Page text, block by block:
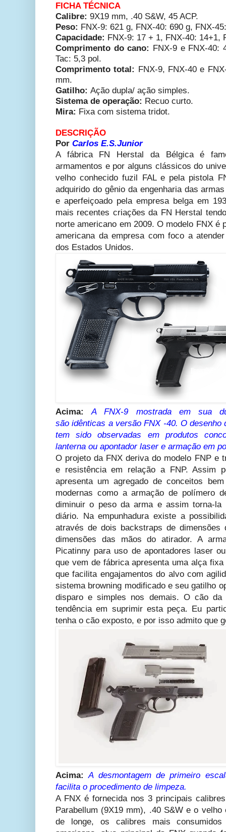
FICHA TÉCNICA
Calibre: 9X19 mm, .40 S&W, 45 ACP.
Peso: FNX-9: 621 g, FNX-40: 690 g, FNX-
Capacidade: FNX-9: 17 + 1, FNX-40: 14+1,
Comprimento do cano: FNX-9 e FNX-40:
Tac: 5,3 pol.
Comprimento total: FNX-9, FNX-40 e
mm.
Gatilho: Ação dupla/ ação simples.
Sistema de operação: Recuo curto.
Mira: Fixa com sistema tridot.
DESCRIÇÃO
Por Carlos E.S.Junior
A fábrica FN Herstal da Bélgica é
armamentos e por alguns clássicos do
velho conhecido fuzil FAL e pela pistola
adquirido do gênio da engenhariadas armas
e aperfeiçoado pela empresa belga em
mais recentes criações da FN Herstal
norte americano em 2009. O modelo FNX é
americana da empresa com foco a
dos Estados Unidos.
Acima:
A FNX-9 mostrada em sua
sãoidênticas a versão FNX -40. O desenho
tem sido observadas em produtos
lanterna ou apontador laser e armação em
O projeto da FNX deriva do modelo FNP e
e resistência em relação a FNP. Assim
apresenta um agregado de conceitos
modernas como a armação de polímero
diminuir o peso da arma e assim torna-
diário. Na empunhadura existe a
através de dois backstraps de dimensões
dimensões das mãos do atirador. A
Picatinny para uso de apontadores laser
que vem de fábrica apresenta uma alça
que facilita engajamentos do alvo com
sistema browning modificado e seu gatilho
disparo e simples nos demais. O cão
tendência em suprimir esta peça. Eu
tenha o cão exposto, e por isso admito que
Acima: A desmontagem de primeiro
facilita o procedimento de limpeza.
A FNX é fornecida nos 3 principais
Parabellum (9X19 mm), .40 S&W e o
de longe, os calibres mais